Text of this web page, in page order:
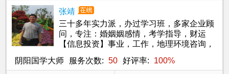
张靖
三十多年实力派，办过学习班，多家企业顾
问，专注：婚姻姻感情，考学指导，财运
【信息投资】事业，工作，地理环境咨询，
阴阳国学大师 服务次数: 50 好评率: 100%